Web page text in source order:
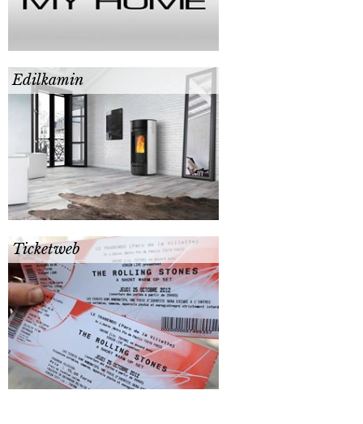
Edilkamin
Ticketweb